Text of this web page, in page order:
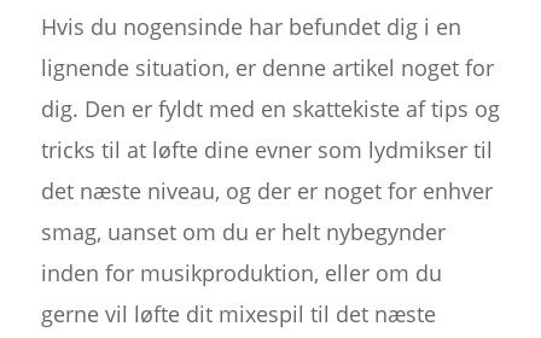
Hvis du nogensinde har befundet dig i en
lignende situation, er denne artikel noget for
dig. Den er fyldt med en skattekiste af tips og
tricks til at løfte dine evner som lydmikser til
det næste niveau, og der er noget for enhver
smag, uanset om du er helt nybegynder
inden for musikproduktion, eller om du
gerne vil løfte dit mixespil til det næste